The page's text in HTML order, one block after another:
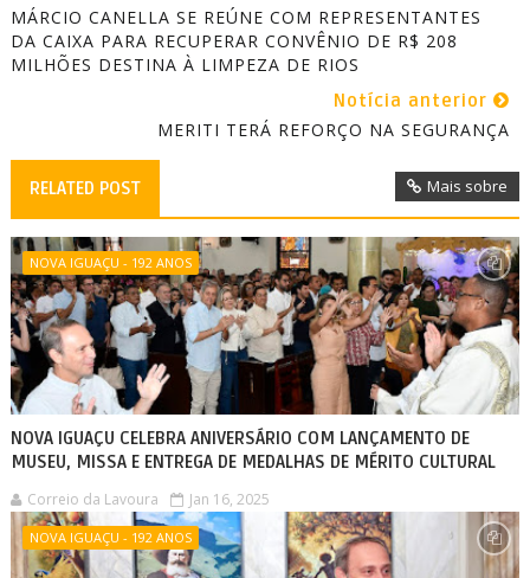
MÁRCIO CANELLA SE REÚNE COM REPRESENTANTES
DA CAIXA PARA RECUPERAR CONVÊNIO DE R$ 208
MILHÕES DESTINA À LIMPEZA DE RIOS
Notícia anterior
MERITI TERÁ REFORÇO NA SEGURANÇA
RELATED POST Mais sobre
NOVA IGUAÇU - 192 ANOS
NOVA IGUAÇU CELEBRA ANIVERSÁRIO COM LANÇAMENTO DE
MUSEU, MISSA E ENTREGA DE MEDALHAS DE MÉRITO CULTURAL
Correio da Lavoura Jan 16, 2025
NOVA IGUAÇU - 192 ANOS